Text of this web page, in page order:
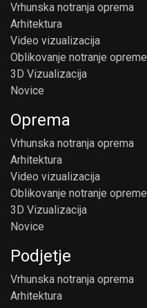
Vrhunska notranja oprema
Arhitektura
Video vizualizacija
Oblikovanje notranje opreme
3D Vizualizacija
Novice
Oprema
Vrhunska notranja oprema
Arhitektura
Video vizualizacija
Oblikovanje notranje opreme
3D Vizualizacija
Novice
Podjetje
Vrhunska notranja oprema
Arhitektura